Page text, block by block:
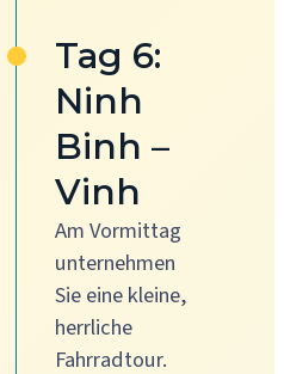
Tag 6:
Ninh
Binh –
Vinh
Am Vormittag
unternehmen
Sie eine kleine,
herrliche
Fahrradtour.